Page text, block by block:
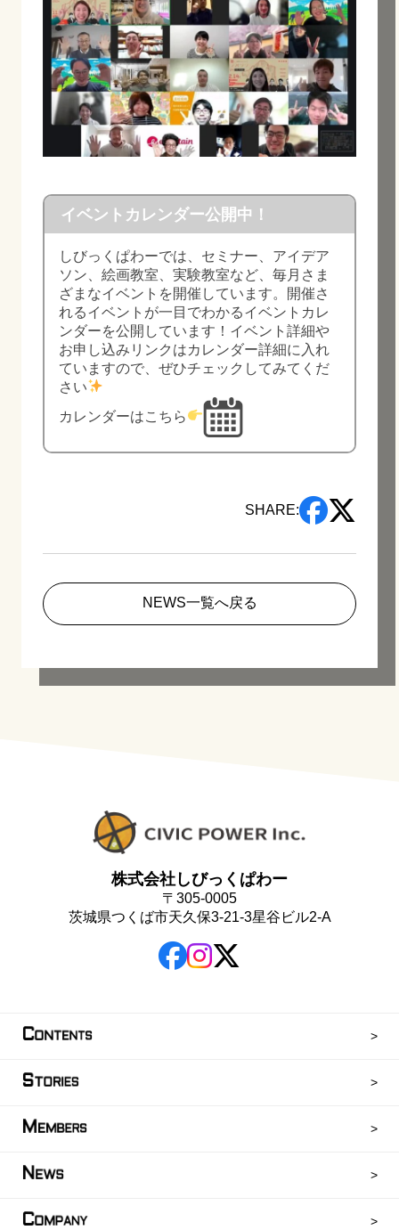
イベントカレンダー公開中！
しびっくぱわーでは、セミナー、アイデア
ソン、絵画教室、実験教室など、毎月さま
ざまなイベントを開催しています。開催さ
れるイベントが一目でわかるイベントカレ
ンダーを公開しています！イベント詳細や
お申し込みリンクはカレンダー詳細に入れ
ていますので、ぜひチェックしてみてくだ
さい
カレンダーはこちら
SHARE:
NEWS一覧へ戻る
株式会社しびっくぱわー
〒305-0005
茨城県つくば市天久保3-21-3星谷ビル2-A
CONTENTS
STORIES
M EMBERS
N EWS
COMPANY